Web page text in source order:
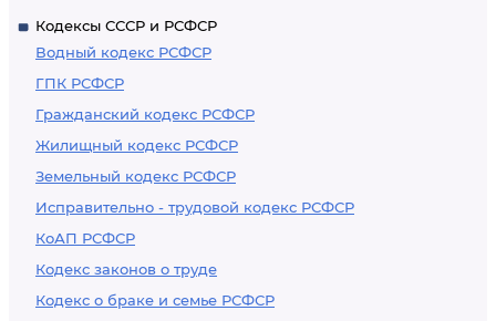
Кодексы СССР и РСФСР
Водный кодекс РСФСР
ГПК РСФСР
Гражданский кодекс РСФСР
Жилищный кодекс РСФСР
Земельный кодекс РСФСР
Исправительно - трудовой кодекс РСФСР
КоАП РСФСР
Кодекс законов о труде
Кодекс о браке и семье РСФСР